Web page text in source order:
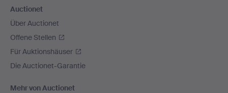
Auctionet
Über Auctionet
Offene Stellen
Für Auktionshäuser
Die Auctionet-Garantie
Mehr von Auctionet